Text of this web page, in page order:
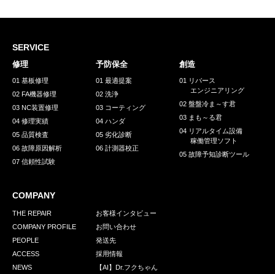
環境への取り組み
SERVICE
修理
01 基板修理
02 FA機器修理
03 NC装置修理
04 修理実績
05 品質検査
06 故障原因解析
07 信頼性試験
予防保全
01 最適提案
02 洗浄
03 コーティング
04 ハンダ
05 劣化診断
06 計測器校正
創造
01 リバース
エンジニアリング
02 盤盤冷ま～す君
03 まも～る君
04 リアルタイム設備
稼働管理ソフト
05 故障予知診断ツール
COMPANY
THE REPAIR
COMPANY PROFILE
PEOPLE
ACCESS
NEWS
お客様インタビュー
お問い合わせ
発送先
採用情報
【AI】Dr.フクちゃん